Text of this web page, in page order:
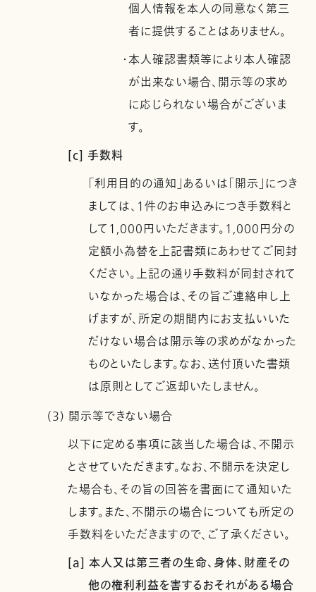
個人情報を本人の同意なく第三
者に提供することはありません。
・本人確認書類等により本人確認
が出来ない場合、開示等の求め
に応じられない場合がございま
す。
[c] 手数料
「利用目的の通知」あるいは「開示」につき
ましては、1件のお申込みにつき手数料と
して1,000円いただきます。1,000円分の
定額小為替を上記書類にあわせてご同封
ください。上記の通り手数料が同封されて
いなかった場合は、その旨ご連絡申し上
げますが、所定の期間内にお支払いいた
だけない場合は開示等の求めがなかった
ものといたします。なお、送付頂いた書類
は原則としてご返却いたしません。
(3) 開示等できない場合
以下に定める事項に該当した場合は、不開示
とさせていただきます。なお、不開示を決定し
た場合も、その旨の回答を書面にて通知いた
します。また、不開示の場合についても所定の
手数料をいただきますので、ご了承ください。
[a] 本人又は第三者の生命、身体、財産その
他の権利利益を害するおそれがある場合